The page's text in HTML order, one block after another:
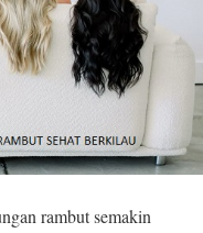
rambut semakin